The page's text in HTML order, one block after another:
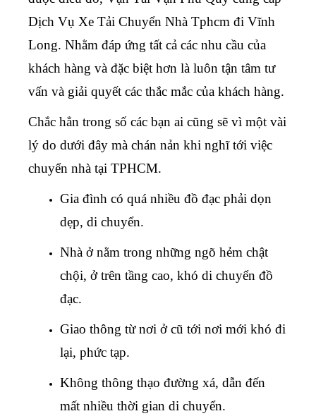
Dịch Vụ Xe Tải Chuyển Nhà Tphcm đi Vĩnh
Long. Nhằm đáp ứng tất cả các nhu cầu của
khách hàng và đặc biệt hơn là luôn tận tâm tư
vấn và giải quyết các thắc mắc của khách hàng.
Chắc hẳn trong số các bạn ai cũng sẽ vì một vài
lý do dưới đây mà chán nản khi nghĩ tới việc
chuyển nhà tại TPHCM.
Gia đình có quá nhiều đồ đạc phải dọn
dẹp, di chuyển.
Nhà ở nằm trong những ngõ hẻm chật
chội, ở trên tầng cao, khó di chuyển đồ
đạc.
Giao thông từ nơi ở cũ tới nơi mới khó đi
lại, phức tạp.
Không thông thạo đường xá, dẫn đến
mất nhiều thời gian di chuyển.